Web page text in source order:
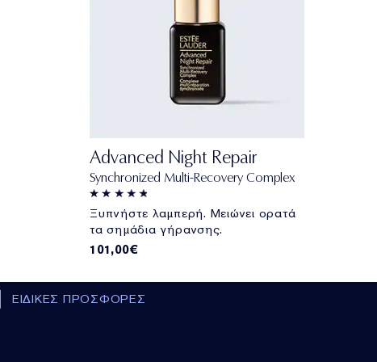
Advanced Night Repair
Synchronized Multi-Recovery Complex
Ξυπνήστε λαμπερή. Μειώνει ορατά
τα σημάδια γήρανσης.
101,00€
ΕΙΔΙΚΕΣ ΠΡΟΣΦΟΡΕΣ